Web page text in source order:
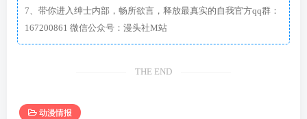
7、带你进入绅士内部，畅所欲言，释放最真实的自我官方qq群：
167200861 微信公众号：漫头社M站
THE END
动漫情报